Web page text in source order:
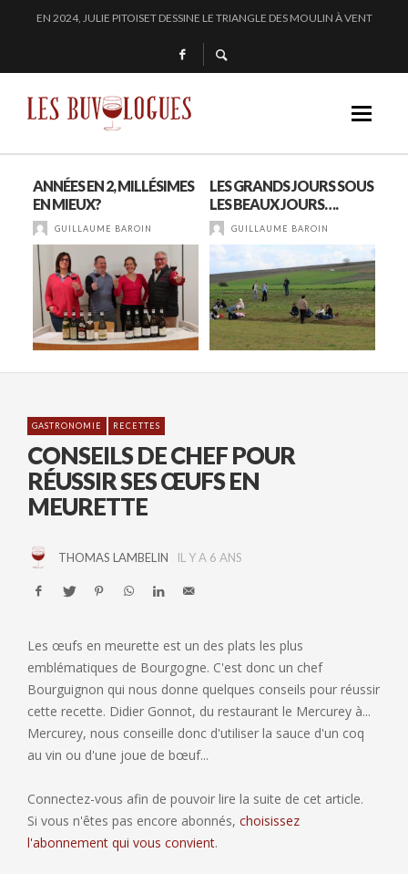
« SECRET D’OCÉAN » : LA MAISON BICHOT REPOUSSE LES FRONTIÈRES DE
SAMUEL BILLAUD FAIT BRILLER 2024
CHEZ DOMINIQUE GRUHIER, C’EST BULLE, BLANC, ROUGE !
ANNÉES EN 2, MILLÉSIMES
EN MIEUX?
GUILLAUME BAROIN
LES GRANDS JOURS SOUS
LES BEAUX JOURS….
GUILLAUME BAROIN
GASTRONOMIE RECETTES
CONSEILS DE CHEF POUR
RÉUSSIR SES ŒUFS EN
MEURETTE
THOMAS LAMBELIN IL Y A 6 ANS
Les œufs en meurette est un des plats les plus
emblématiques de Bourgogne. C'est donc un chef
Bourguignon qui nous donne quelques conseils pour réussir
cette recette. Didier Gonnot, du restaurant le Mercurey à...
Mercurey, nous conseille donc d'utiliser la sauce d'un coq
au vin ou d'une joue de bœuf...
Connectez-vous afin de pouvoir lire la suite de cet article.
Si vous n'êtes pas encore abonnés, choisissez
l'abonnement qui vous convient.